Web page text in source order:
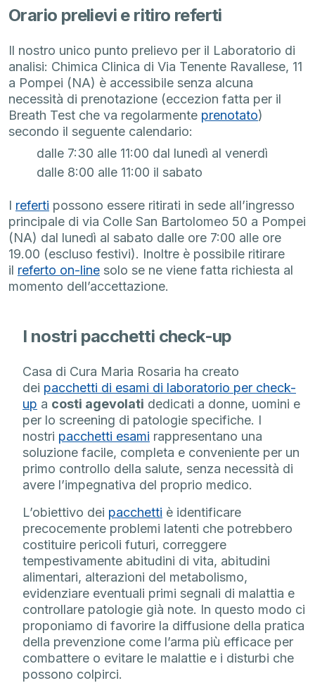
Orario prelievi e ritiro referti
Il nostro unico punto prelievo per il Laboratorio di
analisi: Chimica Clinica di Via Tenente Ravallese, 11
a Pompei (NA) è accessibile senza alcuna
necessità di prenotazione (eccezion fatta per il
Breath Test che va regolarmente prenotato)
secondo il seguente calendario:
dalle 7:30 alle 11:00 dal lunedì al venerdì
dalle 8:00 alle 11:00 il sabato
I referti possono essere ritirati in sede all’ingresso
principale di via Colle San Bartolomeo 50 a Pompei
(NA) dal lunedì al sabato dalle ore 7:00 alle ore
19.00 (escluso festivi). Inoltre è possibile ritirare
il referto on-line solo se ne viene fatta richiesta al
momento dell’accettazione.
I nostri pacchetti check-up
Casa di Cura Maria Rosaria ha creato
dei pacchetti di esami di laboratorio per check-
up a costi agevolati dedicati a donne, uomini e
per lo screening di patologie specifiche. I
nostri pacchetti esami rappresentano una
soluzione facile, completa e conveniente per un
primo controllo della salute, senza necessità di
avere l’impegnativa del proprio medico.
L’obiettivo dei pacchetti è identificare
precocemente problemi latenti che potrebbero
costituire pericoli futuri, correggere
tempestivamente abitudini di vita, abitudini
alimentari, alterazioni del metabolismo,
evidenziare eventuali primi segnali di malattia e
controllare patologie già note. In questo modo ci
proponiamo di favorire la diffusione della pratica
della prevenzione come l’arma più efficace per
combattere o evitare le malattie e i disturbi che
possono colpirci.